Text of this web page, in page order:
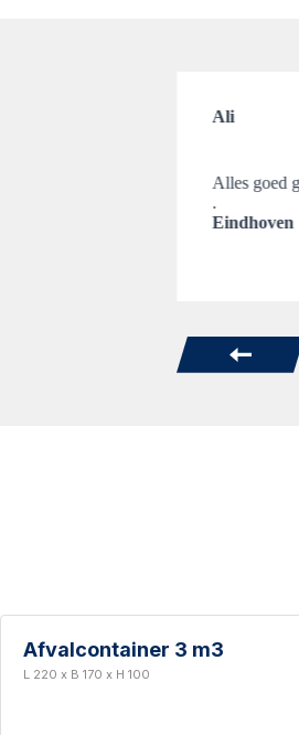
Ali
Alles goed
.
Eindhoven
Afvalcontainer 3 m3
L 220 x B 170 x H 100